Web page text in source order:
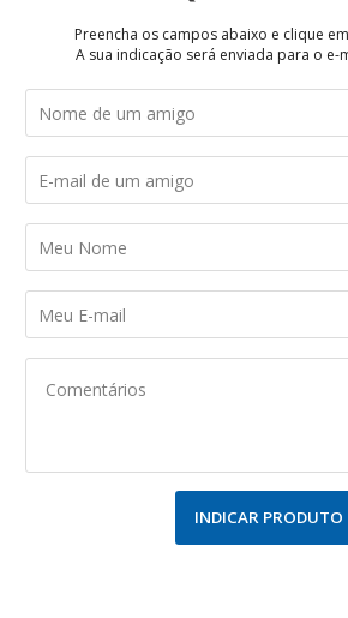
Preencha os campos abaixo e clique
A sua indicação será enviada para o e-
INDICAR PRODUTO